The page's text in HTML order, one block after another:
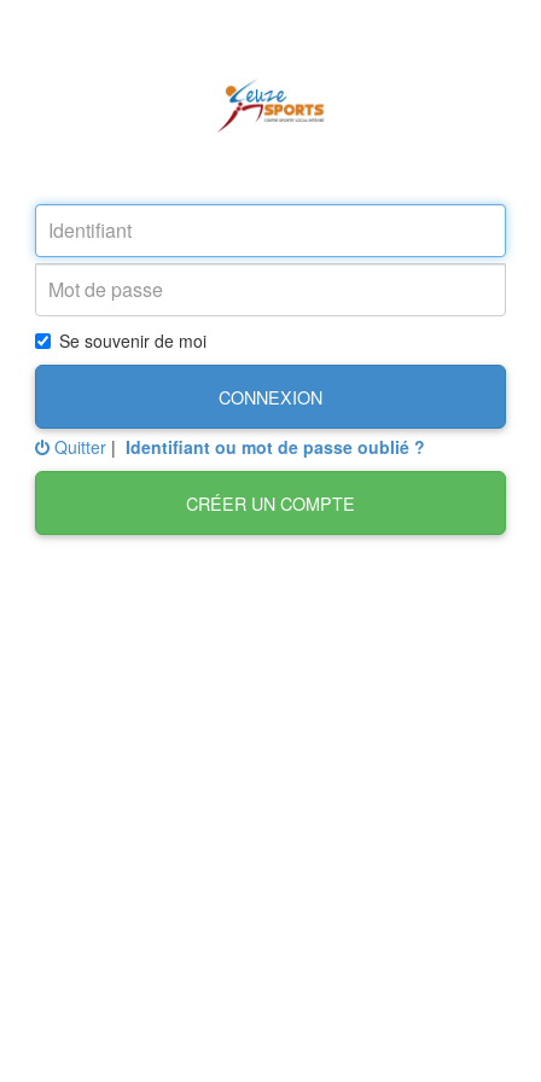
Se souvenir de moi
CONNEXION
Quitter | Identifiant ou mot de passe oublié ?
CRÉER UN COMPTE